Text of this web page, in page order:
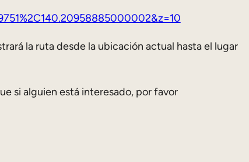
la ruta desde la ubicación actual hasta el lugar
si alguien está interesado, por favor